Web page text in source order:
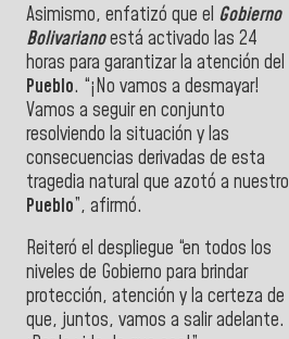
Asimismo, enfatizó que el Gobierno
Bolivarianoestá activado las 24
horas para garantizar la atención del
Pueblo. “¡No vamos a desmayar!
Vamos a seguir en conjunto
resolviendo la situación y las
consecuencias derivadas de esta
tragedia natural que azotó a nuestro
Pueblo”, afirmó.
Reiteró el despliegue “en todos los
niveles de Gobierno para brindar
protección, atención y la certeza de
que, juntos, vamos a salir adelante.